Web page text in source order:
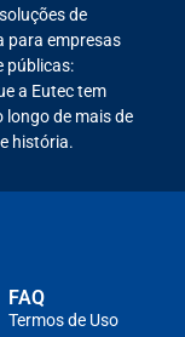
de
para empresas
públicas:
a Eutec tem
longo de mais de
história.
FAQ
Termos de Uso